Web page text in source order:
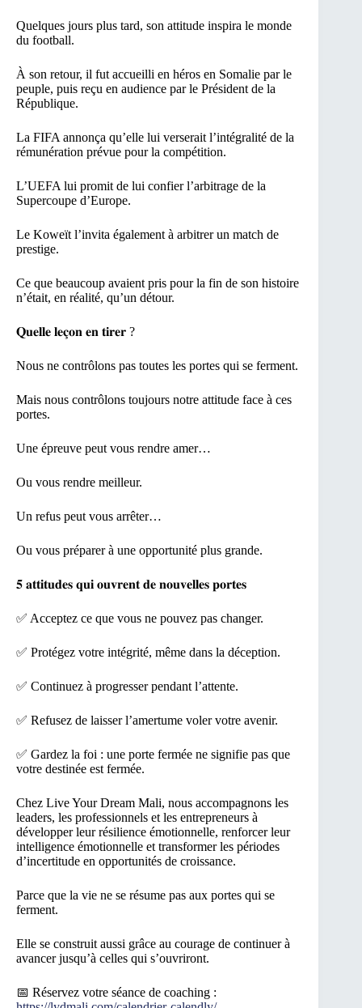
Quelques jours plus tard, son attitude inspira le monde
du football.
À son retour, il fut accueilli en héros en Somalie par le
peuple, puis reçu en audience par le Président de la
République.
La FIFA annonça qu’elle lui verserait l’intégralité de la
rémunération prévue pour la compétition.
L’UEFA lui promit de lui confier l’arbitrage de la
Supercoupe d’Europe.
Le Koweït l’invita également à arbitrer un match de
prestige.
Ce que beaucoup avaient pris pour la fin de son histoire
n’était, en réalité, qu’un détour.
𝐐𝐮𝐞𝐥𝐥𝐞 𝐥𝐞𝐜̧𝐨𝐧 𝐞𝐧 𝐭𝐢𝐫𝐞𝐫 ?
Nous ne contrôlons pas toutes les portes qui se ferment.
Mais nous contrôlons toujours notre attitude face à ces
portes.
Une épreuve peut vous rendre amer…
Ou vous rendre meilleur.
Un refus peut vous arrêter…
Ou vous préparer à une opportunité plus grande.
𝟓 𝐚𝐭𝐭𝐢𝐭𝐮𝐝𝐞𝐬 𝐪𝐮𝐢 𝐨𝐮𝐯𝐫𝐞𝐧𝐭 𝐝𝐞 𝐧𝐨𝐮𝐯𝐞𝐥𝐥𝐞𝐬 𝐩𝐨𝐫𝐭𝐞𝐬
✅ Acceptez ce que vous ne pouvez pas changer.
✅ Protégez votre intégrité, même dans la déception.
✅ Continuez à progresser pendant l’attente.
✅ Refusez de laisser l’amertume voler votre avenir.
✅ Gardez la foi : une porte fermée ne signifie pas que
votre destinée est fermée.
Chez Live Your Dream Mali, nous accompagnons les
leaders, les professionnels et les entrepreneurs à
développer leur résilience émotionnelle, renforcer leur
intelligence émotionnelle et transformer les périodes
d’incertitude en opportunités de croissance.
Parce que la vie ne se résume pas aux portes qui se
ferment.
Elle se construit aussi grâce au courage de continuer à
avancer jusqu’à celles qui s’ouvriront.
📅 Réservez votre séance de coaching :